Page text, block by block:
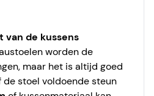
van de kussens
worden de
maar het is altijd goed
stoel voldoende steun